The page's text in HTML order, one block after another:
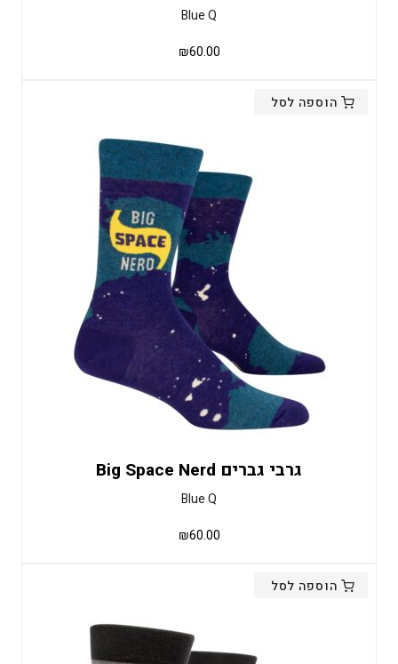
Blue Q
₪60.00
הוספה לסל
גרבי גברים Big Space Nerd
Blue Q
₪60.00
הוספה לסל